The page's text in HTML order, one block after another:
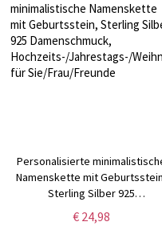
Personalisierte
Namenskette mit
Sterling Silber 925
Damenschmuck,
Hochzeits-/Jahrestags-/
€ 24,98